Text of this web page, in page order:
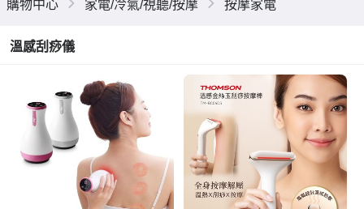
購物中心 家電/冷氣/視聽/按摩 按摩家電
溫感刮痧儀